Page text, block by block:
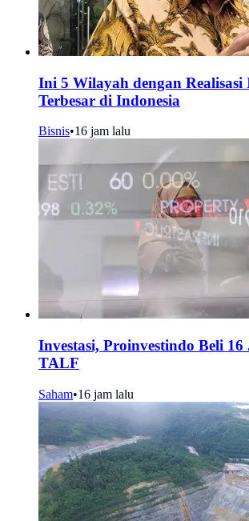
Ini 5 Wilayah dengan Realisasi
Terbesar di Indonesia
Bisnis•16 jam lalu
Investasi, Proinvestindo Beli 16
TALF
Saham•16 jam lalu